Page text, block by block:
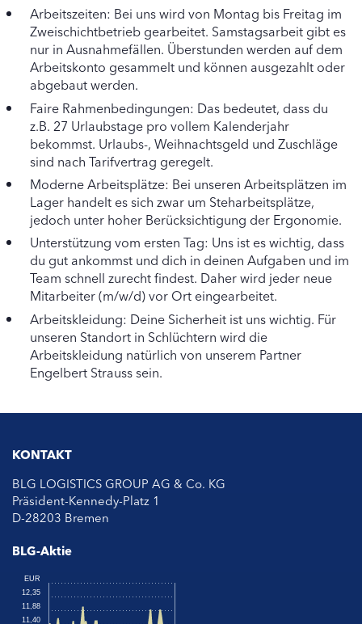
Arbeitszeiten: Bei uns wird von Montag bis Freitag im
Zweischichtbetrieb gearbeitet. Samstagsarbeit gibt es
nur in Ausnahmefällen. Überstunden werden auf dem
Arbeitskonto gesammelt und können ausgezahlt oder
abgebaut werden.
Faire Rahmenbedingungen: Das bedeutet, dass du
z.B. 27 Urlaubstage pro vollem Kalenderjahr
bekommst. Urlaubs-, Weihnachtsgeld und Zuschläge
sind nach Tarifvertrag geregelt.
Moderne Arbeitsplätze: Bei unseren Arbeitsplätzen im
Lager handelt es sich zwar um Steharbeitsplätze,
jedoch unter hoher Berücksichtigung der Ergonomie.
Unterstützung vom ersten Tag: Uns ist es wichtig, dass
du gut ankommst und dich in deinen Aufgaben und im
Team schnell zurecht findest. Daher wird jeder neue
Mitarbeiter (m/w/d) vor Ort eingearbeitet.
Arbeitskleidung: Deine Sicherheit ist uns wichtig. Für
unseren Standort in Schlüchtern wird die
Arbeitskleidung natürlich von unserem Partner
Engelbert Strauss sein.
KONTAKT
BLG LOGISTICS GROUP AG & Co. KG
Präsident-Kennedy-Platz 1
D-28203 Bremen
BLG-Aktie